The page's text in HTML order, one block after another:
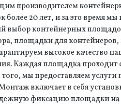
производителем
20 лет, и за это время
контейнерных
площадки для
высокое качество
Каждая площадка проходит
мы предоставляем
включает в себя
фиксацию площадки на